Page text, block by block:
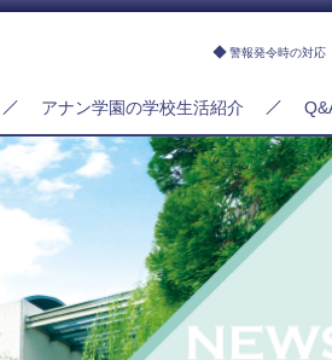
アナン学園の学校生活紹介
警報発令時の対応